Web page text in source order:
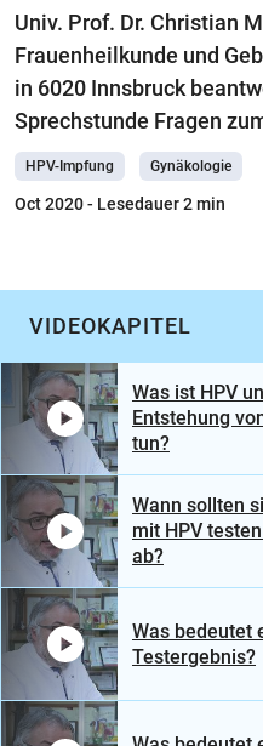
Univ. Prof. Dr. Christian
Frauenheilkunde und
in 6020 Innsbruck
Sprechstunde Fragen
HPV-Impfung Gynäkologie
Oct 2020- Lesedauer 2 min
VIDEOKAPITEL
Was ist HPV
Entstehung
tun?
Wann sollten
mit HPV
ab?
Was bedeutet
Testergebnis?